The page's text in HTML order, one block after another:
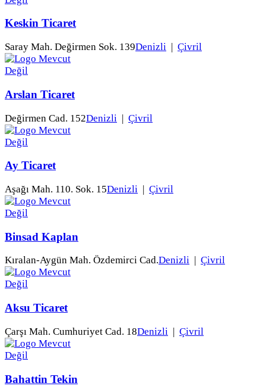
Keskin Ticaret
Saray Mah. Değirmen Sok. 139Denizli | Çivril
Arslan Ticaret
Değirmen Cad. 152Denizli | Çivril
Ay Ticaret
Aşağı Mah. 110. Sok. 15Denizli | Çivril
Binsad Kaplan
Kıralan-Aygün Mah. Özdemirci Cad.Denizli Çivril
Aksu Ticaret
Çarşı Mah. Cumhuriyet Cad. 18Denizli | Çivril
Bahattin Tekin